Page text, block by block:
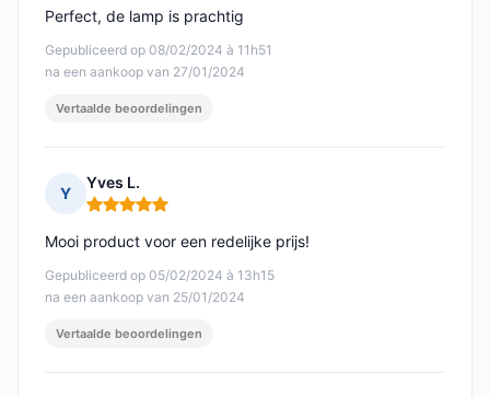
Gepubliceerd op 08/02/2024 à 11h51
na een aankoop van 27/01/2024
Perfect, de lamp is prachtig
Vertaalde beoordelingen
Y
Yves L.
Opmerking: 5 van 5
Gepubliceerd op 05/02/2024 à 13h15
na een aankoop van 25/01/2024
Mooi product voor een redelijke prijs!
Vertaalde beoordelingen